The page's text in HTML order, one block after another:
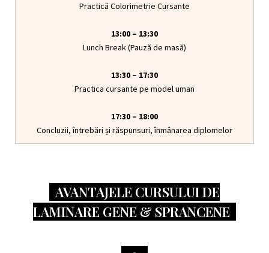
Practică Colorimetrie Cursante
13:00 – 13:30
Lunch Break (Pauză de masă)
13:30 – 17:30
Practica cursante pe model uman
17:30 – 18:00
Concluzii, întrebări și răspunsuri, înmânarea diplomelor
AVANTAJELE CURSULUI DE
LAMINARE GENE & SPRANCENE